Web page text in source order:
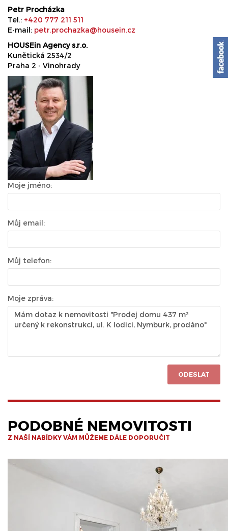
Petr Procházka
Tel.: +420 777 211 511
E-mail: petr.prochazka@housein.cz
HOUSEin Agency s.r.o.
Kunětická 2534/2
Praha 2 - Vinohrady
Moje jméno:
Můj email:
Můj telefon:
Moje zpráva:
ODESLAT
PODOBNÉ NEMOVITOSTI
Z NAŠÍ NABÍDKY VÁM MŮŽEME DÁLE DOPORUČIT